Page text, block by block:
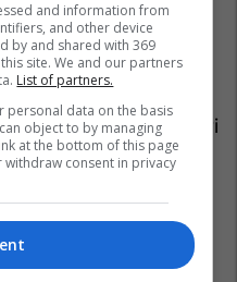
pas pesë
e Sean Penn
të tij e pranoi aktori
duke thënë: “Sean
– të ishte sonte
çmimin”.
and information from
and other device
by and shared with 369
site. We and our partners
List of partners.
personal data on the basis
object to by managing
at the bottom of this page
consent in privacy